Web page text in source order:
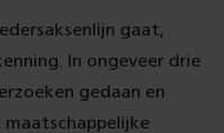
gaat,
In ongeveer drie
gedaan en
maatschappelijke